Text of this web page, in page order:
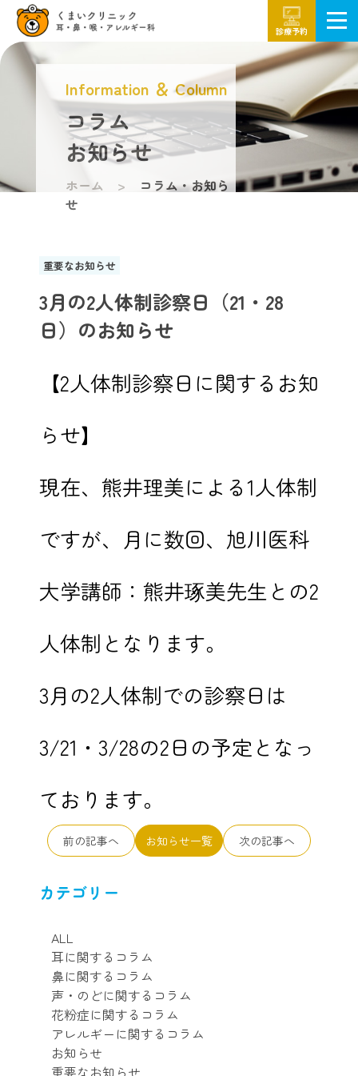
診療予約
Information ＆ Column
コラム
お知らせ
ホーム
コラム・お知ら
せ
重要なお知らせ
3月の2人体制診察日（21・28
日）のお知らせ
【2人体制診察日に関するお知
らせ】
現在、熊井理美による1人体制
ですが、月に数回、旭川医科
大学講師：熊井琢美先生との2
人体制となります。
3月の2人体制での診察日は
3/21・3/28の2日の予定となっ
ております。
前の記事へ お知らせ一覧 次の記事へ
カテゴリー
ALL
耳に関するコラム
鼻に関するコラム
声・のどに関するコラム
花粉症に関するコラム
アレルギーに関するコラム
お知らせ
重要なお知らせ